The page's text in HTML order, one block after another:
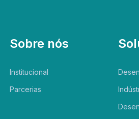
Sobre nós
Institucional
Parcerias